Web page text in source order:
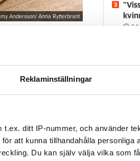
Reklaminställningar
t.ex. ditt IP-nummer, och använder
att kunna tillhandahålla personliga
Du kan själv välja vilka som
Andersson/ Anna Rytterbrant
och går till
av vattnet.
och ut i
ur världen. Hon
olyckan.
24
24
Hem &